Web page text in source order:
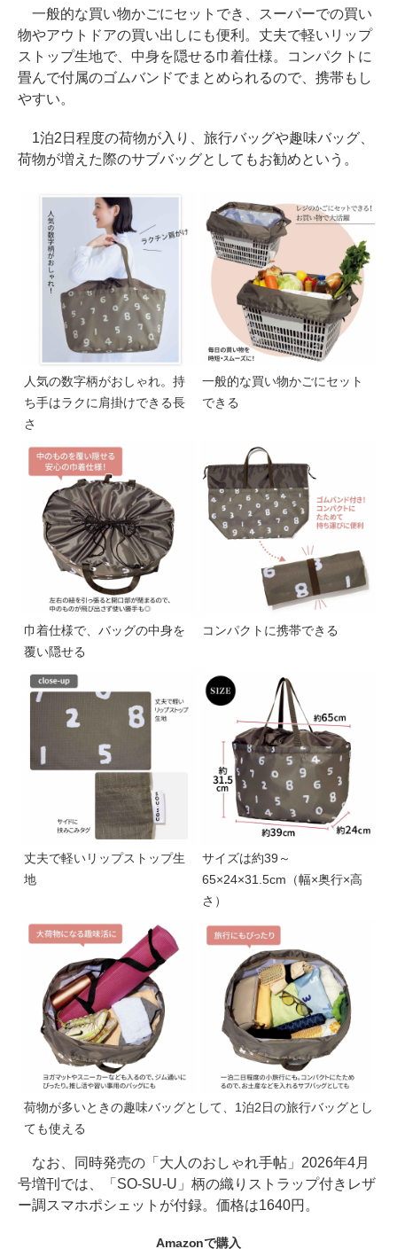
一般的な買い物かごにセットでき、スーパーでの買い
物やアウトドアの買い出しにも便利。丈夫で軽いリップ
ストップ生地で、中身を隠せる巾着仕様。コンパクトに
畳んで付属のゴムバンドでまとめられるので、携帯もし
やすい。
1泊2日程度の荷物が入り、旅行バッグや趣味バッグ、
荷物が増えた際のサブバッグとしてもお勧めという。
人気の数字柄がおしゃれ。持
ち手はラクに肩掛けできる長
さ
一般的な買い物かごにセット
できる
巾着仕様で、バッグの中身を
覆い隠せる
コンパクトに携帯できる
丈夫で軽いリップストップ生
地
サイズは約39～
65×24×31.5cm（幅×奥行×高
さ）
荷物が多いときの趣味バッグとして、1泊2日の旅行バッグとし
ても使える
なお、同時発売の「大人のおしゃれ手帖」2026年4月
号増刊では、「SO-SU-U」柄の織りストラップ付きレザ
ー調スマホポシェットが付録。価格は1640円。
Amazonで購入